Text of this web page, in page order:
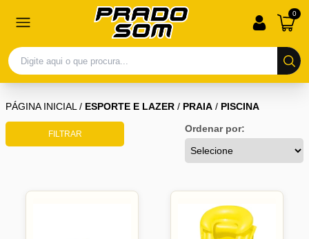
0
PÁGINA INICIAL/ ESPORTE E LAZER / PRAIA / PISCINA
FILTRAR Ordenar por: